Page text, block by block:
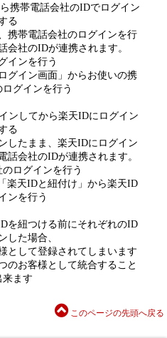
携帯電話会社のIDでログイン
る
携帯電話会社のログインを行
会社のIDが連携されます。
インを行う
グイン画面」からお使いの携
グインを行う
ンしてから楽天IDにログイン
る
したまま、楽天IDにログイン
話会社のIDが連携されます。
のログインを行う
楽天IDと紐付け」から楽天ID
ンを行う
を紐つける前にそれぞれのID
した場合、
として登録されてしまいます
のお客様として統合すること
来ます
このページの先頭へ戻る